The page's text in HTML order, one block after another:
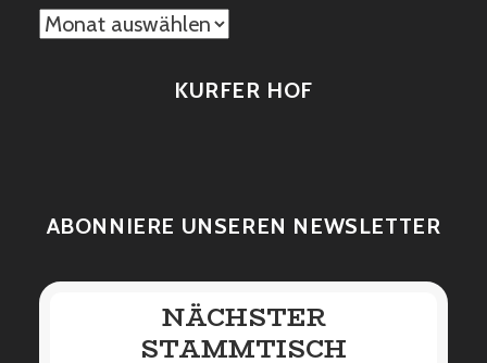
TRÜFFELSUCHE
KURFER HOF
ABONNIERE UNSEREN NEWSLETTER
NÄCHSTER
STAMMTISCH